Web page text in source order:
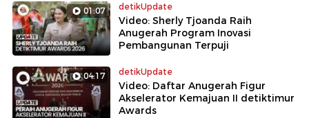
01:07 detikUpdate
Video: Sherly Tjoanda Raih
Anugerah Program Inovasi
Pembangunan Terpuji
04:17 detikUpdate
Video: Daftar Anugerah Figur
Akselerator Kemajuan II detiktimur
Awards